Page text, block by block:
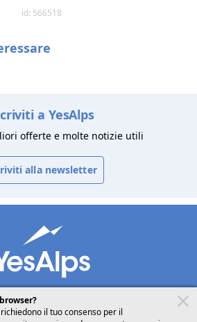
id: 566518
a YesAlps
offerte e molte notizie utili
alla newsletter
il tuo consenso per il